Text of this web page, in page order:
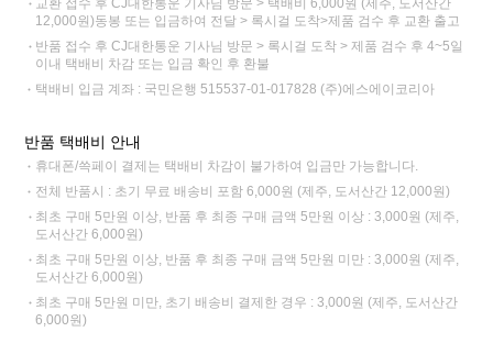
12,000원)동봉 또는 입금하여 전달 > 록시걸 도착>제품 검수 후 교환 출고
반품 접수 후 CJ대한통운 기사님 방문 > 록시걸 도착 > 제품 검수 후 4~5일
이내 택배비 차감 또는 입금 확인 후 환불
택배비 입금 계좌 : 국민은행 515537-01-017828 (주)에스에이코리아
반품 택배비 안내
휴대폰/쓱페이 결제는 택배비 차감이 불가하여 입금만 가능합니다.
전체 반품시 : 초기 무료 배송비 포함 6,000원 (제주, 도서산간 12,000원)
최초 구매 5만원 이상, 반품 후 최종 구매 금액 5만원 이상 : 3,000원 (제주,
도서산간 6,000원)
최초 구매 5만원 이상, 반품 후 최종 구매 금액 5만원 미만 : 3,000원 (제주,
도서산간 6,000원)
최초 구매 5만원 미만, 초기 배송비 결제한 경우 : 3,000원 (제주, 도서산간
6,000원)